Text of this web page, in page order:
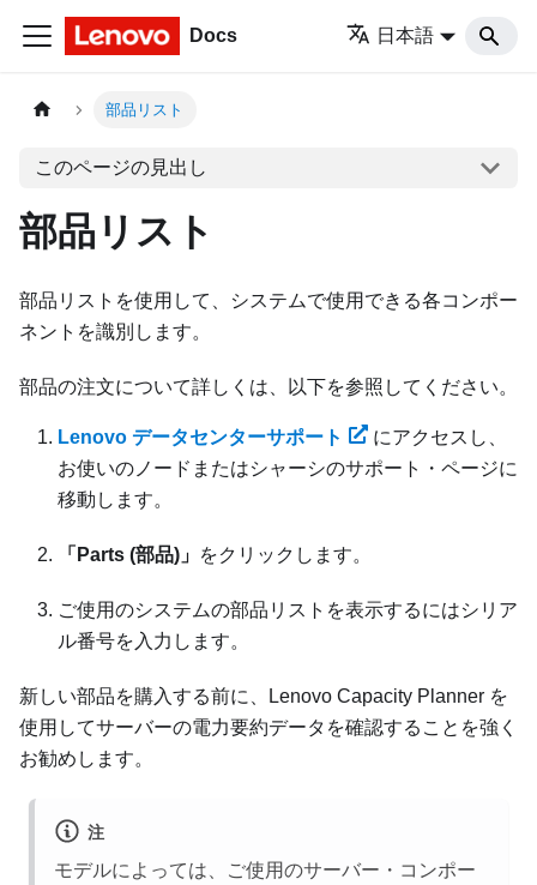
Docs 日本語
部品リスト
このページの見出し
部品リスト
部品リストを使用して、システムで使用できる各コンポー
ネントを識別します。
部品の注文について詳しくは、以下を参照してください。
Lenovo データセンターサポート
にアクセスし、
お使いのノードまたはシャーシのサポート・ページに
移動します。
「Parts (部品)」 をクリックします。
ご使用のシステムの部品リストを表示するにはシリア
ル番号を入力します。
新しい部品を購入する前に、 Lenovo Capacity Planner を
使用してサーバーの電力要約データを確認することを強く
お勧めします。
注
モデルによっては、ご使用のサーバー・コンポー